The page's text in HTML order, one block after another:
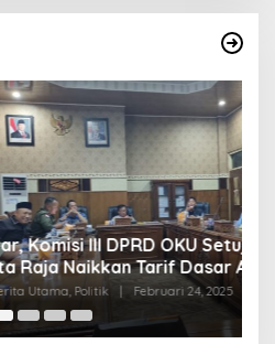
OKU Setuju Perumda
Dasar Air, Namun
24, 2025